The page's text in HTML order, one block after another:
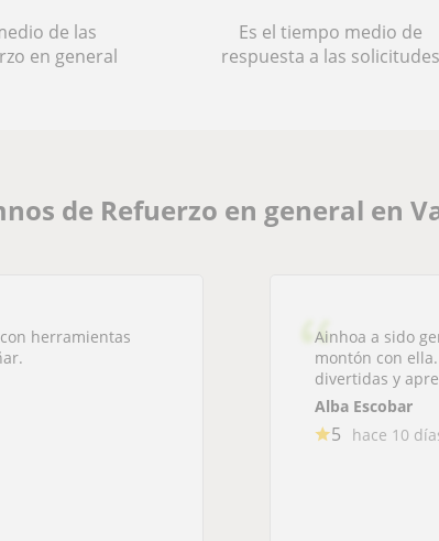
de las
en general
Es el tiempo medio de
respuesta a las solicitudes
de Refuerzo en general en
herramientas
Ainhoa a sido
montón con
divertidas y
Alba Escobar
5 hace 10